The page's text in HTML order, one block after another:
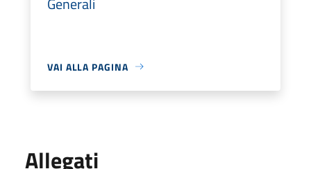
VAI ALLA PAGINA
Allegati